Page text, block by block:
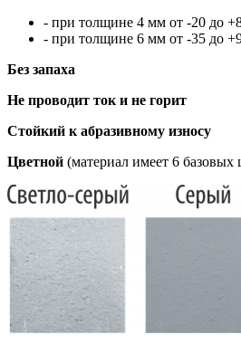
- при толщине 4 мм от -20 до
- при толщине 6 мм от -35 до
Без запаха
Не проводит ток и не горит
Стойкий к абразивному износу
Цветной (материал имеет 6 базовых